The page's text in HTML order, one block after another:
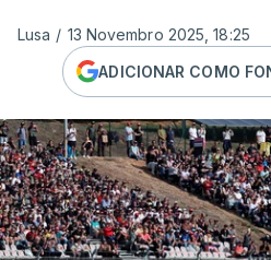
Lusa / 13 Novembro 2025, 18:25
ADICIONAR COMO